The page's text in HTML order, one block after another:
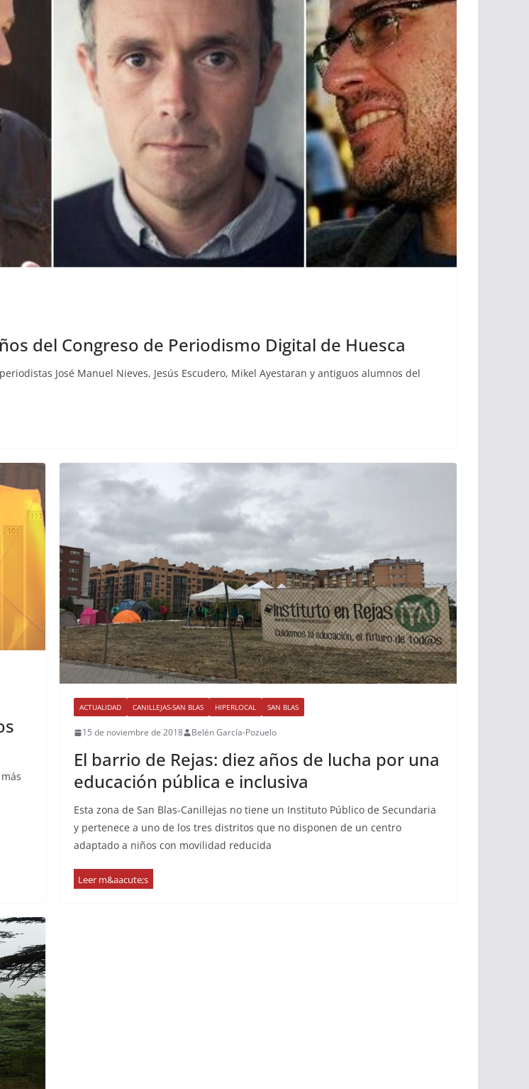
del Congreso de Periodismo Digital de Huesca
José Manuel Nieves, Jesús Escudero, Mikel Ayestaran y antiguos alumnos del
ACTUALIDAD CANILLEJAS-SAN BLAS HIPERLOCAL SAN BLAS
15 de noviembre de 2018 Belén García-Pozuelo
El barrio de Rejas: diez años de lucha por una
educación pública e inclusiva
Esta zona de San Blas-Canillejas no tiene un Instituto Público de Secundaria
y pertenece a uno de los tres distritos que no disponen de un centro
adaptado a niños con movilidad reducida